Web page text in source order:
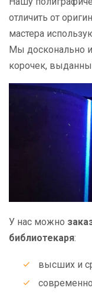
отличить от
мастера
Мы досконально
корочек,
У нас можно
библиотекаря:
высших и